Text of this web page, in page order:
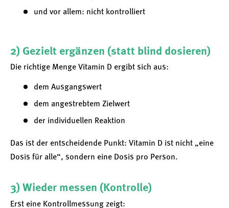
und vor allem: nicht kontrolliert
2) Gezielt ergänzen (statt blind dosieren)
Die richtige Menge Vitamin D ergibt sich aus:
dem Ausgangswert
dem angestrebtem Zielwert
der individuellen Reaktion
Das ist der entscheidende Punkt: Vitamin D ist nicht „eine
Dosis für alle“, sondern eine Dosis pro Person.
3) Wieder messen (Kontrolle)
Erst eine Kontrollmessung zeigt: